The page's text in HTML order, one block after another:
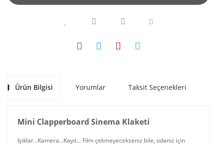
Ürün Bilgisi Yorumlar Taksit Seçenekleri
Mini Clapperboard Sinema Klaketi
Işıklar...Kamera...Kayıt... Film çekmeyecekseniz bile, odanız için